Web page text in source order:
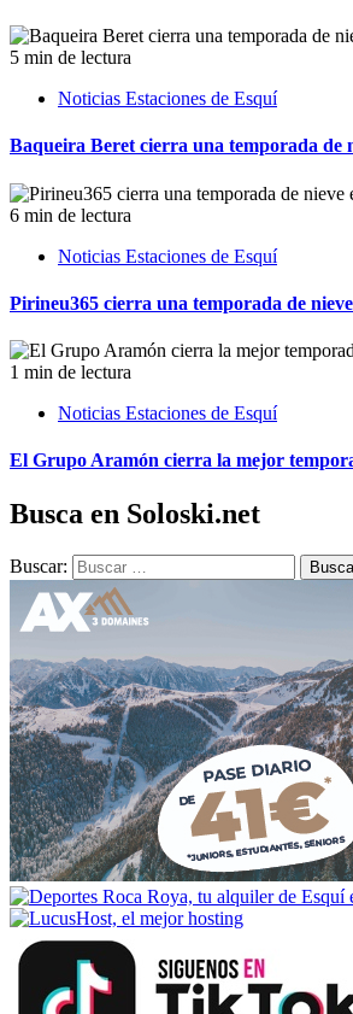
5 min de lectura
Noticias Estaciones de Esquí
Baqueira Beret cierra una temporada de
6 min de lectura
Noticias Estaciones de Esquí
Pirineu365 cierra una temporada de
1 min de lectura
Noticias Estaciones de Esquí
El Grupo Aramón cierra la mejor
Busca en Soloski.net
Buscar: